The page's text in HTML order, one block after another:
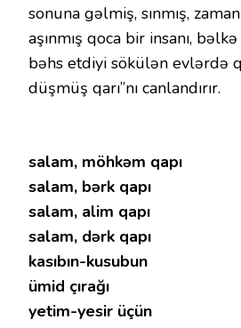
sonuna gəlmiş, sınmış,
aşınmış qoca bir insanı,
bəhs etdiyi sökülən evlərdə
düşmüş qarı”nı canlandırır.
salam, möhkəm qapı
salam, bərk qapı
salam, alim qapı
salam, dərk qapı
kasıbın-kusubun
ümid çırağı
yetim-yesir üçün